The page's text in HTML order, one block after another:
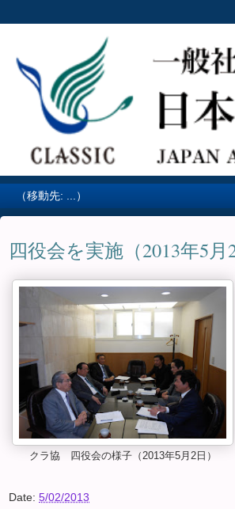
四役会を実施（2013年5月2
クラ協 四役会の様子（2013年5月2日）
Date: 5/02/2013